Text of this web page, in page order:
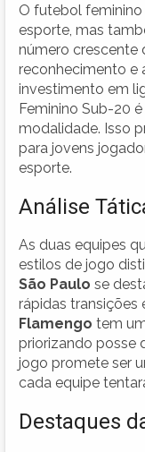
O futebol feminino
esporte, mas
número crescente
reconhecimento e
investimento em
Feminino Sub-20
modalidade. Isso
para jovens
esporte.
Análise
As duas equipes
estilos de jogo
São Paulo se
rápidas transições
Flamengo tem
priorizando posse
jogo promete ser
cada equipe
Destaques